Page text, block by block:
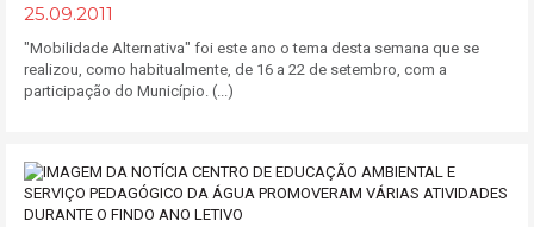
25.09.2011
"Mobilidade Alternativa" foi este ano o tema desta semana que se
realizou, como habitualmente, de 16 a 22 de setembro, com a
participação do Município. (...)